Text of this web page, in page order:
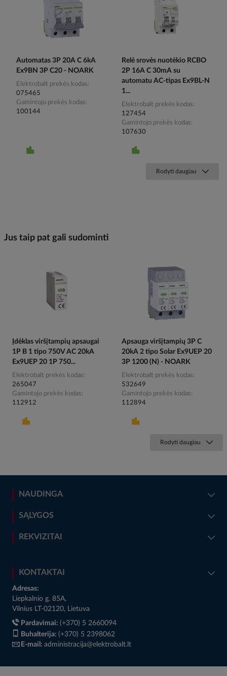
Automatas 3P 20A C 6kA
Ex9BN 3P C20 - NOARK
Elektrobalt prekės kodas
075465
Gamintojo prekės kodas
100144
Relė srovės nuotėkio RCBO
2P 16A C 30mA su
automatu AC-tipas Ex9BL-N
1...
Elektrobalt prekės kodas
127454
Gamintojo prekės kodas
107630
Rodyti daugiau
Jus taip pat gali sudominti
Įdėklas viršįtampių apsaugai
1P B 1 tipo 750V AC 20kA
Ex9UEP 20 1P 750...
Elektrobalt prekės kodas
265047
Gamintojo prekės kodas
112912
Apsauga viršįtampių 3P C
20kA 2 tipo Solar Ex9UEP 20
3P 1200 (N) - NOARK
Elektrobalt prekės kodas
532649
Gamintojo prekės kodas
112894
Rodyti daugiau
NAUDINGA
SĄLYGOS
REKVIZITAI
KONTAKTAI
Adresas:
Liepkalnio g. 85A,
Vilnius LT-02120, Lietuva
Pardavimai: (+370) 5 2660094
Buhalterija: (+370) 5 2398062
E-mail: administracija@elektrobalt.lt